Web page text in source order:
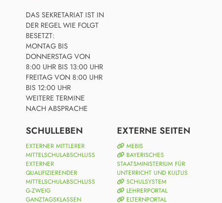
DAS SEKRETARIAT IST IN
DER REGEL WIE FOLGT
BESETZT:
MONTAG BIS
DONNERSTAG VON
8:00 UHR BIS 13:00 UHR
FREITAG VON 8:00 UHR
BIS 12:00 UHR
WEITERE TERMINE
NACH ABSPRACHE
SCHULLEBEN
EXTERNER MITTLERER
MITTELSCHULABSCHLUSS
EXTERNER
QUALIFIZIERENDER
MITTELSCHULABSCHLUSS
G-ZWEIG
GANZTAGSKLASSEN
EXTERNE SEITEN
MEBIS
BAYERISCHES
STAATSMINISTERIUM FÜR
UNTERRICHT UND KULTUS
SCHULSYSTEM
LEHRERPORTAL
ELTERNPORTAL